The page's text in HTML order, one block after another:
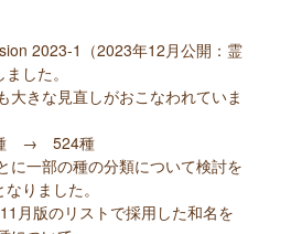
2023-1（2023年12月公開：霊
した。
きな見直しがおこなわれていま
種 → 524種
一部の種の分類について検討を
りました。
月版のリストで採用した和名を